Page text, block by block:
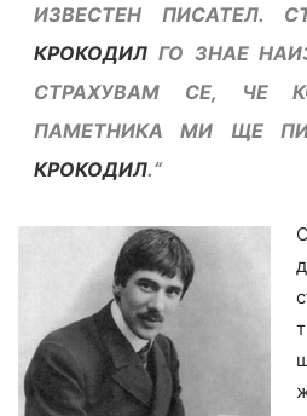
ИЗВЕСТЕН ПИСАТЕЛ.
КРОКОДИЛГО ЗНАЕ
СТРАХУВАМ СЕ, ЧЕ
ПАМЕТНИКА МИ ЩЕ
КРОКОДИЛ.“